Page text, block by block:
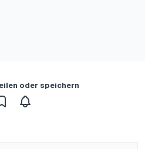
oder speichern